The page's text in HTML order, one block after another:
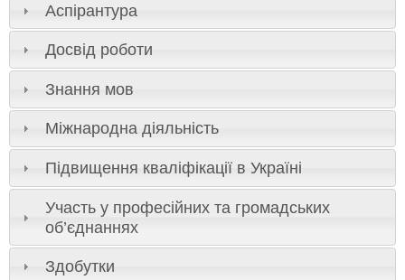
Аспірантура
Досвід роботи
Знання мов
Міжнародна діяльність
Підвищення кваліфікації в Україні
Участь у професійних та громадських
об’єднаннях
Здобутки